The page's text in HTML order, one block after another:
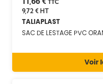
TTC
9,72 €HT
TALIAPLAST
SAC DE LESTAGE PVC
Voir